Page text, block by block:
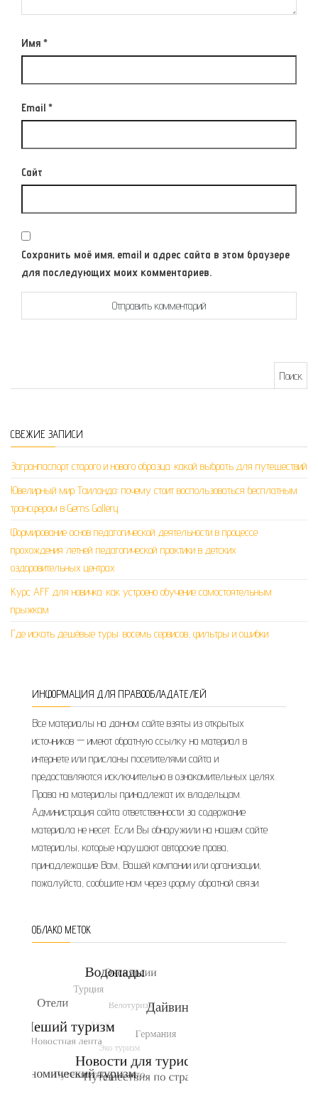
Имя *
Email *
Сайт
Сохранить моё имя, email и адрес сайта в этом браузере
для последующих моих комментариев.
СВЕЖИЕ ЗАПИСИ
Загранпаспорт старого и нового образца: какой выбрать для путешествий
Ювелирный мир Таиланда: почему стоит воспользоваться бесплатным
трансфером в Gems Gallery
Формирование основ педагогической деятельности в процессе
прохождения летней педагогической практики в детских
оздоровительных центрах
Курс AFF для новичка: как устроено обучение самостоятельным
прыжкам
Где искать дешёвые туры: восемь сервисов, фильтры и ошибки
ИНФОРМАЦИЯ ДЛЯ ПРАВООБЛАДАТЕЛЕЙ
Все материалы на данном сайте взяты из открытых
источников — имеют обратную ссылку на материал в
интернете или присланы посетителями сайта и
предоставляются исключительно в ознакомительных целях.
Права на материалы принадлежат их владельцам.
Администрация сайта ответственности за содержание
материала не несет. Если Вы обнаружили на нашем сайте
материалы, которые нарушают авторские права,
принадлежащие Вам, Вашей компании или организации,
пожалуйста, сообщите нам через форму обратной связи.
ОБЛАКО МЕТОК